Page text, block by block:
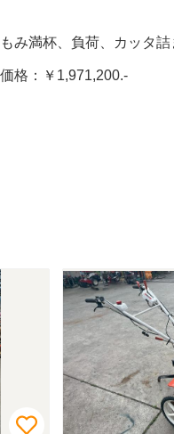
み満杯、負荷、カッタ詰
格：￥1,971,200.-